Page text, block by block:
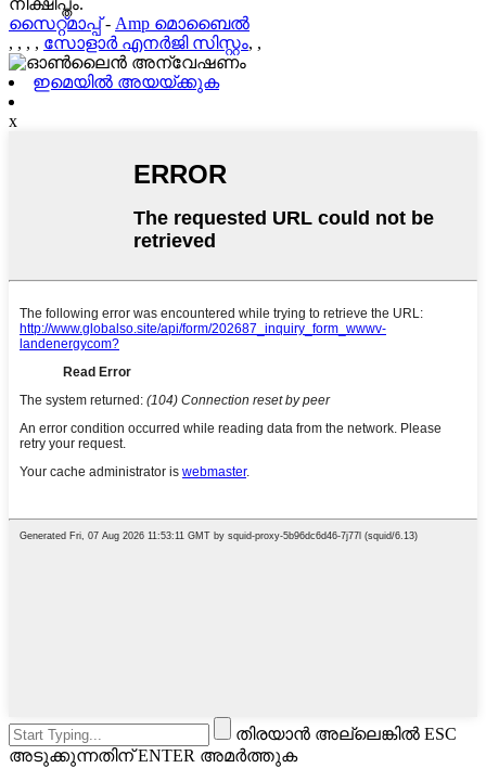
സൈറ്റ്മാപ്പ്- Amp മൊബൈൽ
, , , , സോളാർ എനർജി സിസ്റ്റം, ,
ഇമെയിൽ അയയ്ക്കുക
x
തിരയാൻ അല്ലെങ്കിൽ ESC
അടുക്കുന്നതിന് ENTER അമർത്തുക